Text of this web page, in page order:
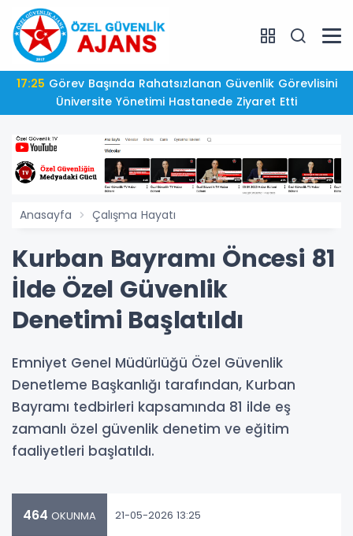
17:25
Üniversite Yönetimi Hastanede Ziyaret Etti
Anasayfa Çalışma Hayatı
Kurban Bayramı Öncesi 81
İlde Özel Güvenlik
Denetimi Başlatıldı
Emniyet Genel Müdürlüğü Özel Güvenlik
Denetleme Başkanlığı tarafından, Kurban
Bayramı tedbirleri kapsamında 81 ilde eş
zamanlı özel güvenlik denetim ve eğitim
faaliyetleri başlatıldı.
464 OKUNMA 21-05-2026 13:25